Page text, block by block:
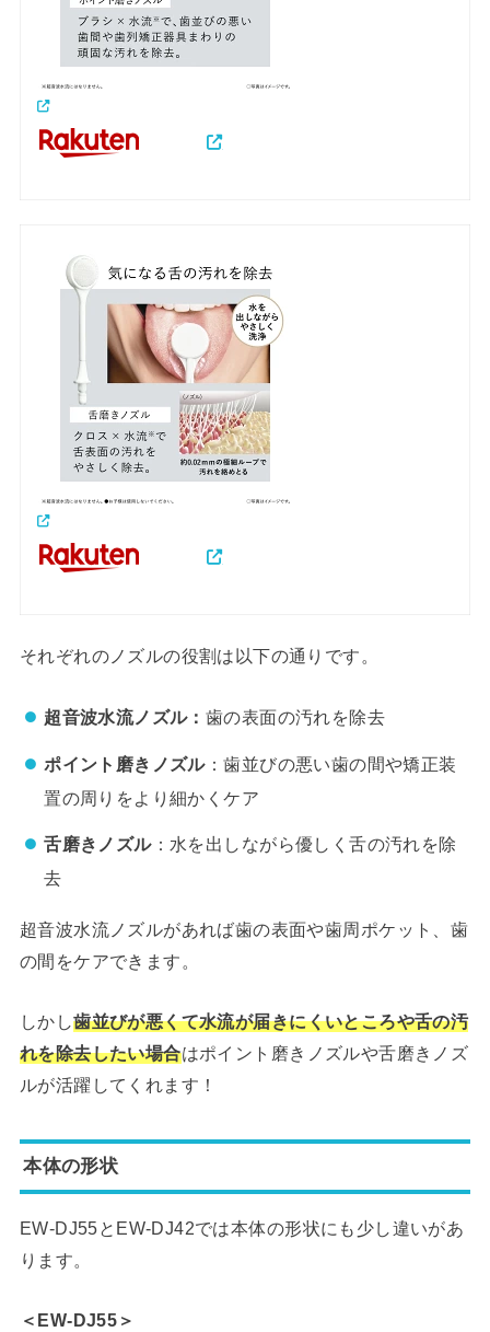
それぞれのノズルの役割は以下の通りです。
超音波水流ノズル： 歯の表面の汚れを除去
ポイント磨きノズル：歯並びの悪い歯の間や矯正装
置の周りをより細かくケア
舌磨きノズル：水を出しながら優しく舌の汚れを除
去
超音波水流ノズルがあれば歯の表面や歯周ポケット、歯
の間をケアできます。
しかし歯並びが悪くて水流が届きにくいところや舌の汚
れを除去したい場合はポイント磨きノズルや舌磨きノズ
ルが活躍してくれます！
本体の形状
EW-DJ55とEW-DJ42では本体の形状にも少し違いがあ
ります。
＜EW-DJ55＞